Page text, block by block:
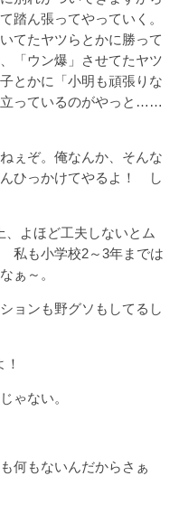
踏ん張ってやっていく。
てたヤツらとかに勝って
「ウン爆」させてたヤツ
とかに「小明も頑張りな
立っているのがやっと……
ぇぞ。俺なんか、そんな
ひっかけてやるよ！ し
よほど工夫しないとム
も小学校2～3年までは
なぁ～。
ョンも野グソもしてるし
ゃない。
何もないんだからさぁ